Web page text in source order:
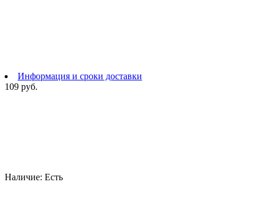
Информация и сроки доставки
109 руб.
Наличие: Есть